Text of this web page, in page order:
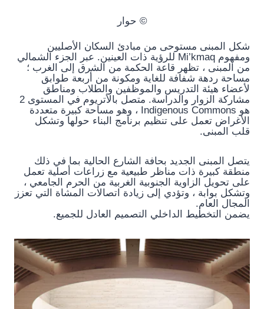
© حوار
شكل المبنى مستوحى من مبادئ السكان الأصليين
ومفهوم Mi’kmaq للرؤية ذات العينين. عبر الجزء الشمالي
من المبنى ، تظهر قاعة الحكمة من الشرق إلى الغرب ؛
مساحة ردهة شفافة للغاية ومكونة من أربعة طوابق
لأعضاء هيئة التدريس والموظفين والطلاب ومناطق
مشاركة الزوار والدراسة. متصل بالأتريوم في المستوى 2
هو Indigenous Commons ، وهو مساحة كبيرة متعددة
الأغراض تعمل على تنظيم برنامج البناء حولها وتشكل
قلب المبنى.
يتصل المبنى الجديد بحافة الشارع الحالية بما في ذلك
منطقة كبيرة ذات مناظر طبيعية مع زراعات أصلية تعمل
على تحويل الزاوية الجنوبية الغربية من الحرم الجامعي ،
وتشكل بوابة ، وتؤدي إلى زيادة اتصالات المشاة التي تعزز
المجال العام.
يضمن التخطيط الداخلي التصميم العادل للجميع.